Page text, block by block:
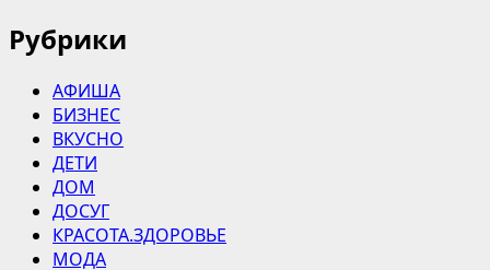
Рубрики
АФИША
БИЗНЕС
ВКУСНО
ДЕТИ
ДОМ
ДОСУГ
КРАСОТА.ЗДОРОВЬЕ
МОДА